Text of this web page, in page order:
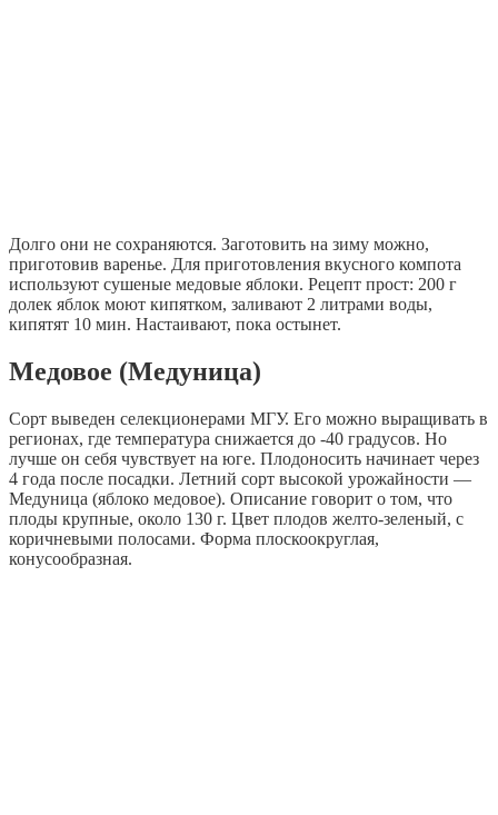
Долго они не сохраняются. Заготовить на зиму можно,
приготовив варенье. Для приготовления вкусного компота
используют сушеные медовые яблоки. Рецепт прост: 200 г
долек яблок моют кипятком, заливают 2 литрами воды,
кипятят 10 мин. Настаивают, пока остынет.
Медовое (Медуница)
Сорт выведен селекционерами МГУ. Его можно выращивать в
регионах, где температура снижается до -40 градусов. Но
лучше он себя чувствует на юге. Плодоносить начинает через
4 года после посадки. Летний сорт высокой урожайности —
Медуница (яблоко медовое). Описание говорит о том, что
плоды крупные, около 130 г. Цвет плодов желто-зеленый, с
коричневыми полосами. Форма плоскоокруглая,
конусообразная.